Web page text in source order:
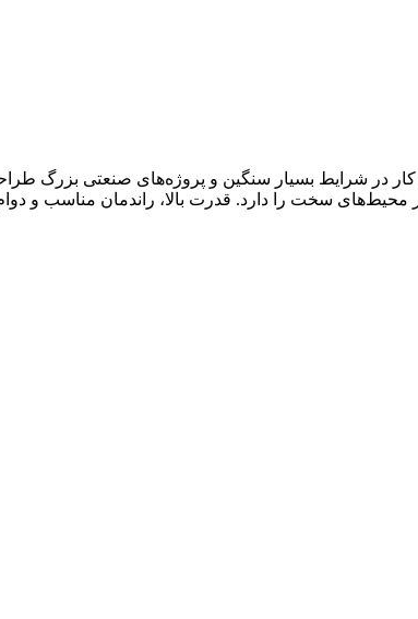
برای کار در شرایط بسیار سنگین و پروژه‌های صنعتی
سخت را دارد. قدرت بالا، راندمان مناسب و دوام